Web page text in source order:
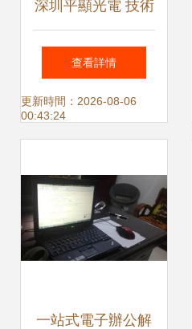
深圳平顯光電 技術
創新驅動的辦公設
備解決方案提供商
查看詳情
更新時間：2026-08-06
00:43:24
一站式電子辦公解